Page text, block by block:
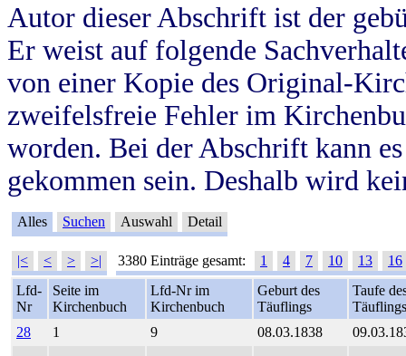
Autor dieser Abschrift ist der
Er weist auf folgende
von einer Kopie des Original-
zweifelsfreie Fehler im
worden. Bei der Abschrift kann
gekommen sein. Deshalb wird
Alles Suchen Auswahl Detail
|< < > >| 3380 Einträge gesamt: 1 4 7 10 13
16
Lfd-
Nr
Seite im
Kirchenbuch
Lfd-Nr im
Kirchenbuch
Geburt des
Täuflings
Taufe
Täuflings
28
1 9 08.03.1838